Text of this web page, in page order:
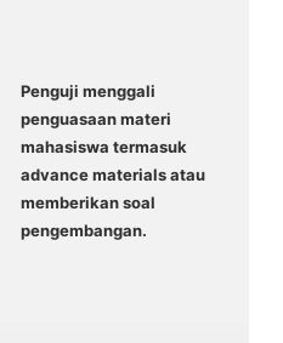
Penguji menggali
penguasaan materi
mahasiswa termasuk
advance materials atau
memberikan soal
pengembangan.